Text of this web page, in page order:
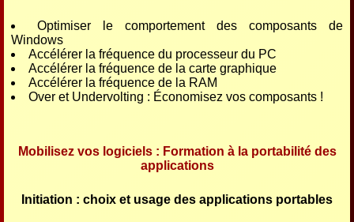
Optimiser le comportement des composants de
Windows
Accélérer la fréquence du processeur du PC
Accélérer la fréquence de la carte graphique
Accélérer la fréquence de la RAM
Over et Undervolting : Économisez vos composants !
Mobilisez vos logiciels : Formation à la portabilité des
applications
Initiation : choix et usage des applications portables